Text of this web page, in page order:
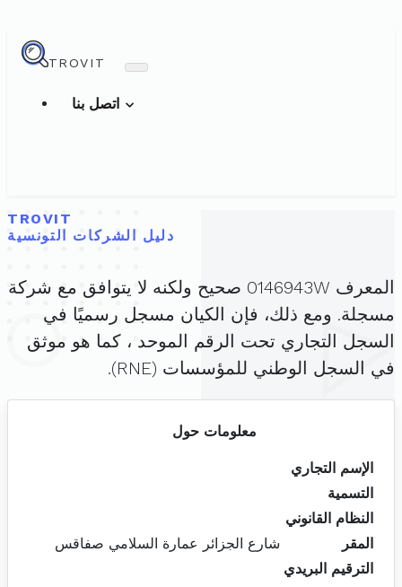
TROVIT
TROVIT
دليل الشركات التونسية
المعرف 0146943W صحيح ولكنه لا يتوافق مع شركة
مسجلة. ومع ذلك، فإن الكيان مسجل رسميًا في
السجل التجاري تحت الرقم الموحد ، كما هو موثق
في السجل الوطني للمؤسسات (RNE).
معلومات حول
الإسم التجاري
التسمية
النظام القانوني
المقر
شارع الجزائر عمارة السلامي صفاقس
الترقيم البريدي